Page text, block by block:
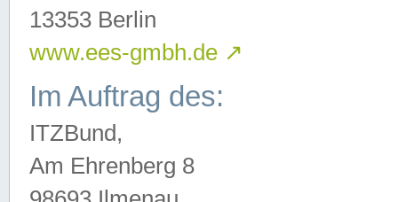
13353 Berlin
www.ees-gmbh.de ↗
Im Auftrag des:
ITZBund,
Am Ehrenberg 8